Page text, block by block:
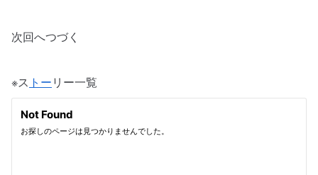
次回へつづく
※ス トーリー一覧